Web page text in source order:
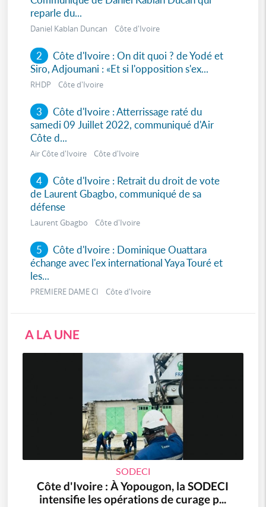
reparle du...
Daniel Kablan Duncan Côte d'Ivoire
2 Côte d'Ivoire : On dit quoi ? de Yodé et
Siro, Adjoumani : «Et si l'opposition s'ex...
RHDP Côte d'Ivoire
3 Côte d'Ivoire : Atterrissage raté du
samedi 09 Juillet 2022, communiqué d'Air
Côte d...
Air Côte d'Ivoire Côte d'Ivoire
4 Côte d'Ivoire : Retrait du droit de vote
de Laurent Gbagbo, communiqué de sa
défense
Laurent Gbagbo Côte d'Ivoire
5 Côte d'Ivoire : Dominique Ouattara
échange avec l'ex international Yaya Touré et
les...
PREMIERE DAME CI Côte d'Ivoire
A LA UNE
SODECI
Côte d'Ivoire : À Yopougon, la SODECI
intensifie les opérations de curage p...